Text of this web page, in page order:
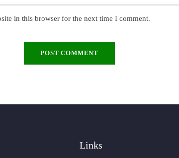
in this browser for the next time I comment.
Links